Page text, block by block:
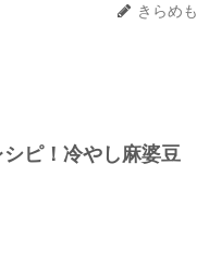
きらめも
ピ！冷やし麻婆豆